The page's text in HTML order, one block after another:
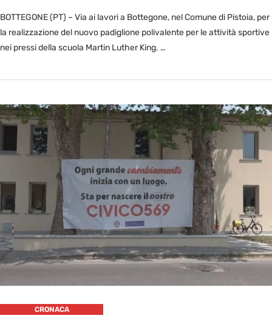
BOTTEGONE (PT) – Via ai lavori a Bottegone, nel Comune di Pistoia, per
la realizzazione del nuovo padiglione polivalente per le attività sportive
nei pressi della scuola Martin Luther King. …
CRONACA